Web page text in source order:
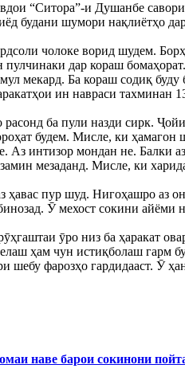
“Ситора”-и Душанбе
будани шумори нақлиётҳо
чолоке ворид шудем.
пулчинаки дар кораш
мекард. Ба кораш содиқ
ин навраси тахминан
ба пули назди сирк.
будем. Мисле, ки
Аз интизор мондан не. Балки
мезаданд. Мисле, ки
ҳавас пур шуд. Нигоҳашро
Ӯ мехост сокини айёми
ӯро низ ба ҳаракат
ҳам чун истиқболаш гарм
шебу фарозҳо гардидааст. Ӯ
наве барои сокинони